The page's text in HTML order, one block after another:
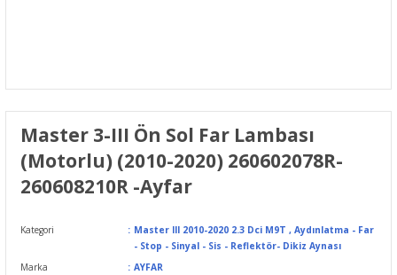
Master 3-III Ön Sol Far Lambası
(Motorlu) (2010-2020) 260602078R-
260608210R -Ayfar
Kategori Master III 2010-2020 2.3 Dci M9T , Aydınlatma - Far
- Stop - Sinyal - Sis - Reflektör- Dikiz Aynası
Marka
AYFAR